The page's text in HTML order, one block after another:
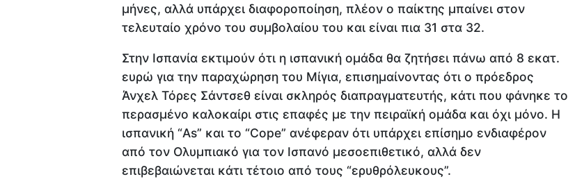
μήνες, αλλά υπάρχει διαφοροποίηση, πλέον ο παίκτης μπαίνει στον
τελευταίο χρόνο του συμβολαίου του και είναι πια 31 στα 32.
Στην Ισπανία εκτιμούν ότι η ισπανική ομάδα θα ζητήσει πάνω από 8 εκατ.
ευρώ για την παραχώρηση του Μίγια, επισημαίνοντας ότι ο πρόεδρος
Άνχελ Τόρες Σάντσεθ είναι σκληρός διαπραγματευτής, κάτι που φάνηκε το
περασμένο καλοκαίρι στις επαφές με την πειραϊκή ομάδα και όχι μόνο. Η
ισπανική “As” και το “Cope” ανέφεραν ότι υπάρχει επίσημο ενδιαφέρον
από τον Ολυμπιακό για τον Ισπανό μεσοεπιθετικό, αλλά δεν
επιβεβαιώνεται κάτι τέτοιο από τους “ερυθρόλευκους”.